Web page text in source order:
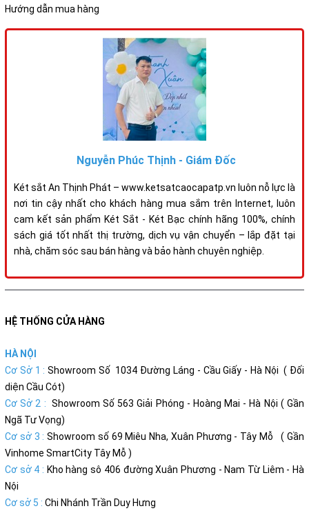
Hướng dẫn mua hàng
Nguyễn Phúc Thịnh - Giám Đốc
Két sắt An Thịnh Phát – www.ketsatcaocapatp.vn luôn nỗ lực là
nơi tin cậy nhất cho khách hàng mua sắm trên Internet, luôn
cam kết sản phẩm Két Sắt - Két Bạc chính hãng 100%, chính
sách giá tốt nhất thị trường, dịch vụ vận chuyển – lắp đặt tại
nhà, chăm sóc sau bán hàng và bảo hành chuyên nghiệp.
HỆ THỐNG CỬA HÀNG
HÀ NỘI
Cơ Sở 1 : Showroom Số 1034 Đường Láng - Cầu Giấy - Hà Nội ( Đối
diện Cầu Cót)
Cơ Sở 2 : Showroom Số 563 Giải Phóng - Hoàng Mai - Hà Nội ( Gần
Ngã Tư Vọng)
Cơ sở 3 : Showroom số 69 Miêu Nha, Xuân Phương - Tây Mỗ ( Gần
Vinhome SmartCity Tây Mỗ )
Cơ sở 4 : Kho hàng sô 406 đường Xuân Phương - Nam Từ Liêm - Hà
Nội
Cơ sở 5 : Chi Nhánh Trần Duy Hưng